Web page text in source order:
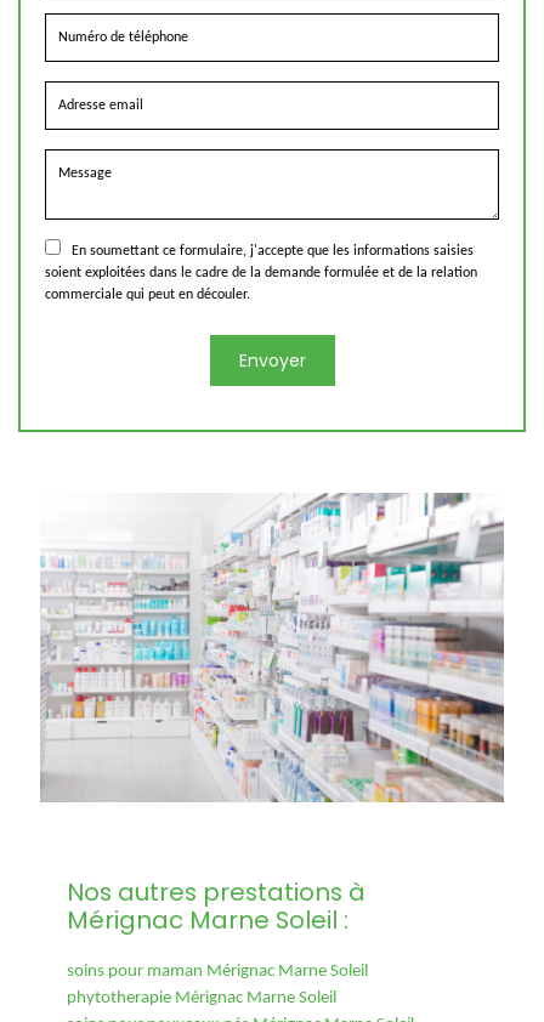
En soumettant ce formulaire, j'accepte que les informations saisies
soient exploitées dans le cadre de la demande formulée et de la relation
commerciale qui peut en découler.
Nos autres prestations à
Mérignac Marne Soleil :
soins pour maman Mérignac Marne Soleil
phytotherapie Mérignac Marne Soleil